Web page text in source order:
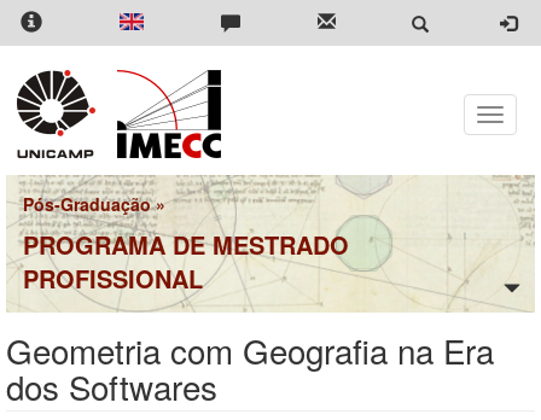
Pular
para
conteúdo
principal
Toggle
Pós-Graduação»
PROGRAMA DE MESTRADO
PROFISSIONAL
Geometria com Geografia na Era
dos Softwares